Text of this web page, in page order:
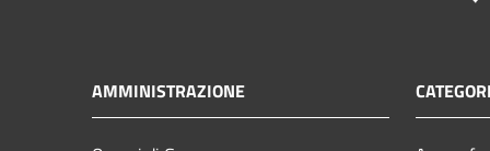
AMMINISTRAZIONE